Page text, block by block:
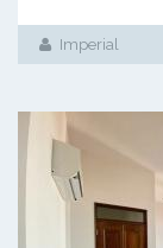
Imperial